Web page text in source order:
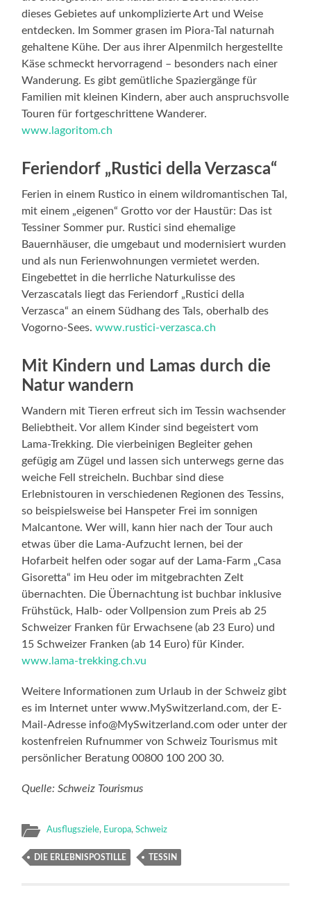
dieses Gebietes auf unkomplizierte Art und Weise
entdecken. Im Sommer grasen im Piora-Tal naturnah
gehaltene Kühe. Der aus ihrer Alpenmilch hergestellte
Käse schmeckt hervorragend – besonders nach einer
Wanderung. Es gibt gemütliche Spaziergänge für
Familien mit kleinen Kindern, aber auch anspruchsvolle
Touren für fortgeschrittene Wanderer.
www.lagoritom.ch
Feriendorf „Rustici della Verzasca“
Ferien in einem Rustico in einem wildromantischen Tal,
mit einem „eigenen“ Grotto vor der Haustür: Das ist
Tessiner Sommer pur. Rustici sind ehemalige
Bauernhäuser, die umgebaut und modernisiert wurden
und als nun Ferienwohnungen vermietet werden.
Eingebettet in die herrliche Naturkulisse des
Verzascatals liegt das Feriendorf „Rustici della
Verzasca“ an einem Südhang des Tals, oberhalb des
Vogorno-Sees.www.rustici-verzasca.ch
Mit Kindern und Lamas durch die
Natur wandern
Wandern mit Tieren erfreut sich im Tessin wachsender
Beliebtheit. Vor allem Kinder sind begeistert vom
Lama-Trekking. Die vierbeinigen Begleiter gehen
gefügig am Zügel und lassen sich unterwegs gerne das
weiche Fell streicheln. Buchbar sind diese
Erlebnistouren in verschiedenen Regionen des Tessins,
so beispielsweise bei Hanspeter Frei im sonnigen
Malcantone. Wer will, kann hier nach der Tour auch
etwas über die Lama-Aufzucht lernen, bei der
Hofarbeit helfen oder sogar auf der Lama-Farm „Casa
Gisoretta“ im Heu oder im mitgebrachten Zelt
übernachten. Die Übernachtung ist buchbar inklusive
Frühstück, Halb- oder Vollpension zum Preis ab 25
Schweizer Franken für Erwachsene (ab 23 Euro) und
15 Schweizer Franken (ab 14 Euro) für Kinder.
www.lama-trekking.ch.vu
Weitere Informationen zum Urlaub in der Schweiz gibt
es im Internet unter www.MySwitzerland.com, der E-
Mail-Adresse info@MySwitzerland.com oder unter der
kostenfreien Rufnummer von Schweiz Tourismus mit
persönlicher Beratung 00800 100 200 30.
Quelle: Schweiz Tourismus
Ausflugsziele, Europa,Schweiz
DIE ERLEBNISPOSTILLE TESSIN